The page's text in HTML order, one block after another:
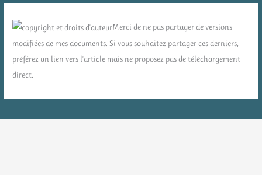
Merci de ne pas partager de versions
modifiées de mes documents. Si vous souhaitez partager ces derniers,
préférez un lien vers l'article mais ne proposez pas de téléchargement
direct.